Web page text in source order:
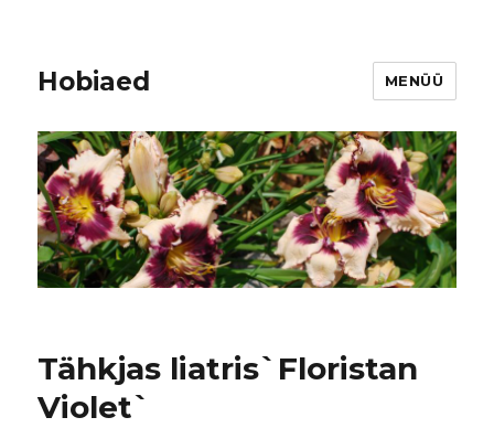
Hobiaed MENÜÜ
Tähkjas liatris`Floristan
Violet`